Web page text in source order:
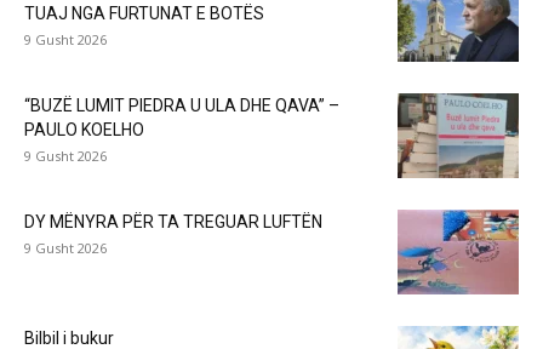
TUAJ NGA FURTUNAT E BOTËS
9 Gusht 2026
“BUZË LUMIT PIEDRA U ULA DHE QAVA” –
PAULO KOELHO
9 Gusht 2026
DY MËNYRA PËR TA TREGUAR LUFTËN
9 Gusht 2026
Bilbil i bukur